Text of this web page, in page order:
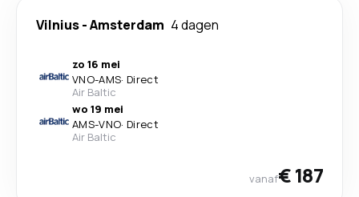
Vilnius-Amsterdam 4 dagen
zo 16 mei
VNO-AMS· Direct
Air Baltic
wo 19 mei
AMS-VNO· Direct
Air Baltic
vanaf€ 187